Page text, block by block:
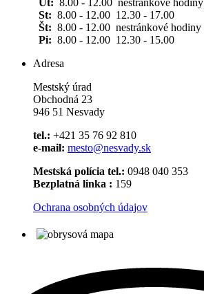
St: 8.00 - 12.00 12.30 - 17.00
Št: 8.00 - 12.00 nestránkové hodiny
Pi: 8.00 - 12.00 12.30 - 15.00
Adresa
Mestský úrad
Obchodná 23
946 51 Nesvady
tel.: +421 35 76 92 810
e-mail: mesto@nesvady.sk
Mestská polícia tel.: 0948 040 353
Bezplatná linka : 159
Ochrana osobných údajov